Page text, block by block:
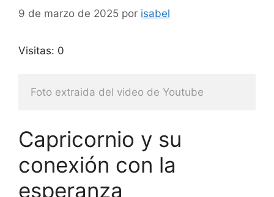
9 de marzo de 2025 por isabel
Visitas: 0
Foto extraida del video de Youtube
Capricornio y su
conexión con la
esperanza